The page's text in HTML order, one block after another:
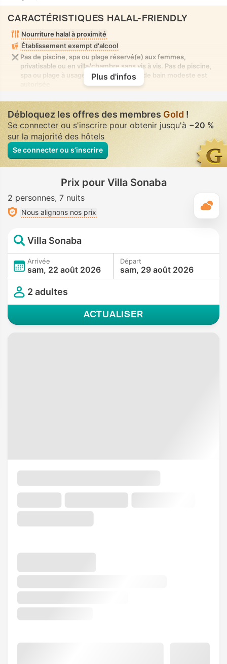
CARACTÉRISTIQUES HALAL-FRIENDLY
Nourriture halal à proximité
Établissement exempt d'alcool
Pas de piscine, spa ou plage réservé(e) aux femmes,
privatisable ou en villa/chambre sans vis à vis. Pas de piscine,
spa ou plage à usage mixte où la tenue de bain modeste est
Plus d'infos
Débloquez les offres des membres Gold !
Se connecter ou s'inscrire pour obtenir jusqu'à −20 %
sur la majorité des hôtels
Se connecter ou s’inscrire
Prix pour Villa Sonaba
2 personnes 7 nuits
Nous alignons nos prix
Villa Sonaba
Arrivée
sam, 22 août 2026
Départ
sam, 29 août 2026
2 adultes
ACTUALISER